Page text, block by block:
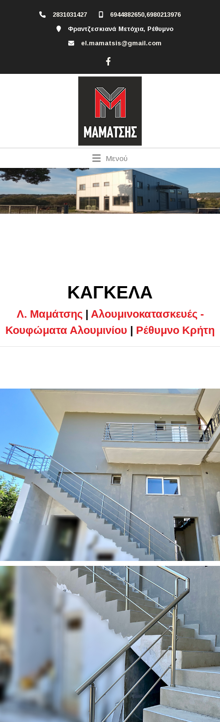
2831031427
6944882650,6980213976
Φραντζεσκιανά Μετόχια, Ρέθυμνο
el.mamatsis@gmail.com
Μενού
ΚΑΓΚΕΛΑ
Λ. Μαμάτσης
Αλουμινοκατασκευές -
Κουφώματα Αλουμινίου
Ρέθυμνο Κρήτη